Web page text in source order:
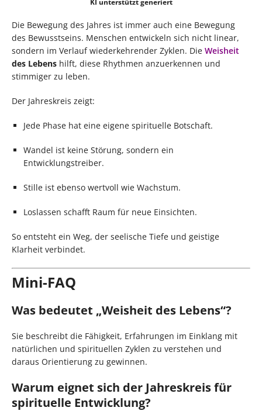
Die Bewegung des Jahres ist immer auch eine Bewegung
des Bewusstseins. Menschen entwickeln sich nicht linear,
sondern im Verlauf wiederkehrender Zyklen. Die Weisheit
des Lebens hilft, diese Rhythmen anzuerkennen und
stimmiger zu leben.
Der Jahreskreis zeigt:
Jede Phase hat eine eigene spirituelle Botschaft.
Wandel ist keine Störung, sondern ein
Entwicklungstreiber.
Stille ist ebenso wertvoll wie Wachstum.
Loslassen schafft Raum für neue Einsichten.
So entsteht ein Weg, der seelische Tiefe und geistige
Klarheit verbindet.
Mini-FAQ
Was bedeutet „Weisheit des Lebens“?
Sie beschreibt die Fähigkeit, Erfahrungen im Einklang mit
natürlichen und spirituellen Zyklen zu verstehen und
daraus Orientierung zu gewinnen.
Warum eignet sich der Jahreskreis für
spirituelle Entwicklung?